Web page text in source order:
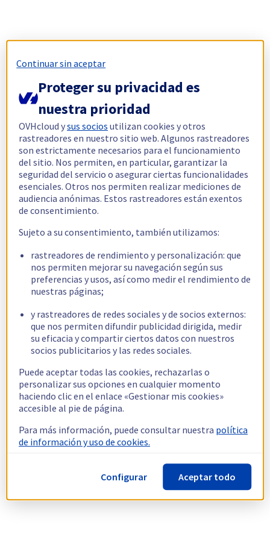
Continuar sin aceptar
Proteger su privacidad es
nuestra prioridad
OVHcloud ysus socios utilizan cookies y otros
rastreadores en nuestro sitio web. Algunos rastreadores
son estrictamente necesarios para el funcionamiento
del sitio. Nos permiten, en particular, garantizar la
seguridad del servicio o asegurar ciertas funcionalidades
esenciales. Otros nos permiten realizar mediciones de
audiencia anónimas. Estos rastreadores están exentos
de consentimiento.
Sujeto a su consentimiento, también utilizamos:
rastreadores de rendimiento y personalización: que
nos permiten mejorar su navegación según sus
preferencias y usos, así como medir el rendimiento de
nuestras páginas;
y rastreadores de redes sociales y de socios externos:
que nos permiten difundir publicidad dirigida, medir
su eficacia y compartir ciertos datos con nuestros
socios publicitarios y las redes sociales.
Puede aceptar todas las cookies, rechazarlas o
personalizar sus opciones en cualquier momento
haciendo clic en el enlace «Gestionar mis cookies»
accesible al pie de página.
Para más información, puede consultar nuestra política
de información y uso de cookies.
Configurar Aceptar todo